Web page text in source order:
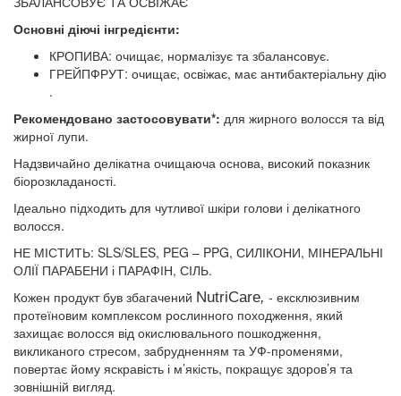
Основні діючі інгредієнти:​
КРОПИВА: очищає, нормалізує та збалансовує. ​
ГРЕЙПФРУТ: очищає, освіжає, має антибактеріальну дію​
.
Рекомендовано застосовувати*: для жирного волосся та від
жирної лупи​.
Надзвичайно делікатна очищаюча основа,​ високий показник
біорозкладаності​.
Ідеально підходить для чутливої шкіри голови і делікатного
волосся.​
НЕ МІСТИТЬ:​ SLS/SLES, PEG – PPG, СИЛІКОНИ, МІНЕРАЛЬНІ
ОЛІЇ ПАРАБЕНИ і ПАРАФІН, СІЛЬ​.
Кожен продукт був збагачений​ NutriCare, - ексклюзивним
протеїновим комплексом​ рослинного походження, який
захищає волосся від окислювального пошкодження,
викликаного стресом, забрудненням та УФ-променями,
повертає йому яскравість і м’якість, покращує здоров’я та
зовнішній вигляд.